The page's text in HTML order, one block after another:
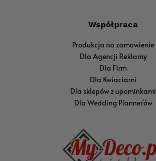
Współpraca
Produkcja na zamowienie
Dla Agencji Reklamy
Dla Firm
Dla Kwiaciarni
Dla sklepów z upominkami
Dla Wedding Planner'ów